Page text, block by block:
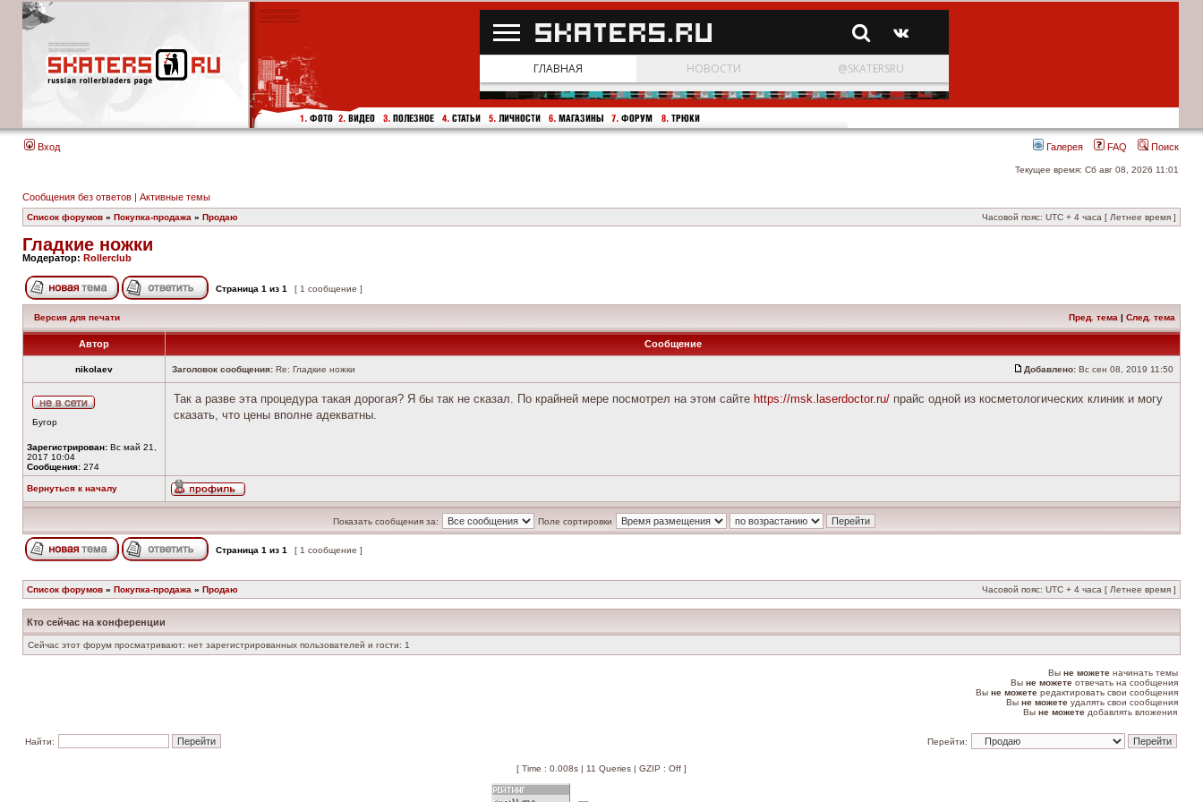
Вход Галерея FAQ Поиск
Текущее время: Сб авг 08, 2026 11:01
Сообщения без ответов | Активные темы
Список форумов » Покупка-продажа » Продаю Часовой пояс: UTC + 4 часа [ Летнее время ]
Гладкие ножки
Модератор: Rollerclub
Страница 1 из 1 [ 1 сообщение ]
Версия для печати Пред. тема | След. тема
Автор Сообщение
nikolaev Заголовок сообщения: Re: Гладкие ножки Добавлено: Вс сен 08, 2019 11:50
Бугор
Зарегистрирован: Вс май 21,
2017 10:04
Сообщения: 274
Так а разве эта процедура такая дорогая? Я бы так не сказал. По крайней мере посмотрел на этом сайте https://msk.laserdoctor.ru/ прайс одной из косметологических клиник и могу
сказать, что цены вполне адекватны.
Вернуться к началу
Показать сообщения за: Поле сортировки
Страница 1 из 1 [ 1 сообщение ]
Список форумов » Покупка-продажа » Продаю Часовой пояс: UTC + 4 часа [ Летнее время ]
Кто сейчас на конференции
Сейчас этот форум просматривают: нет зарегистрированных пользователей и гости: 1
Вы не можете начинать темы
Вы не можете отвечать на сообщения
Вы не можете редактировать свои сообщения
Вы не можете удалять свои сообщения
Вы не можете добавлять вложения
Найти: Перейти:
[ Time : 0.008s | 11 Queries | GZIP : Off ]